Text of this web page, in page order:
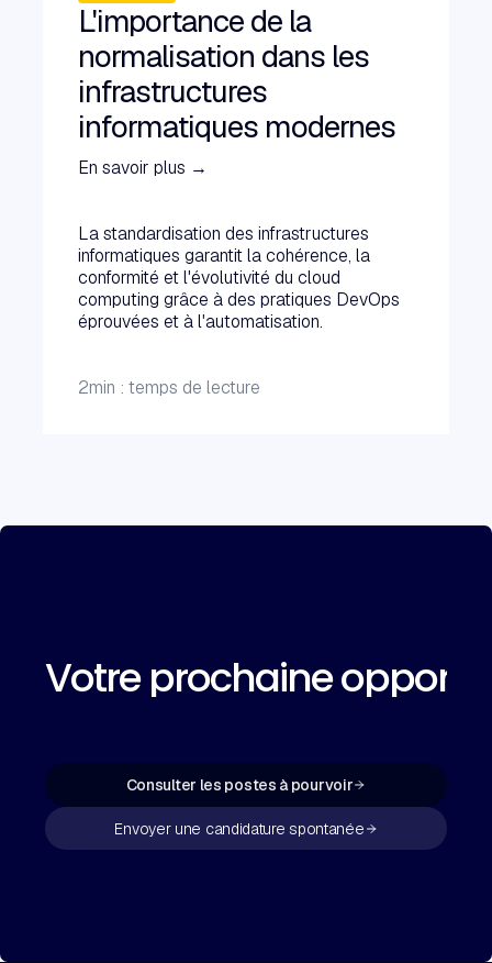
L'importance de la
normalisation dans les
infrastructures
informatiques modernes
En savoir plus →
La standardisation des infrastructures
informatiques garantit la cohérence, la
conformité et l'évolutivité du cloud
computing grâce à des pratiques DevOps
éprouvées et à l'automatisation.
2min : temps de lecture
Votre prochaine
Consulter les postes à pourvoir
Envoyer une candidature spontanée